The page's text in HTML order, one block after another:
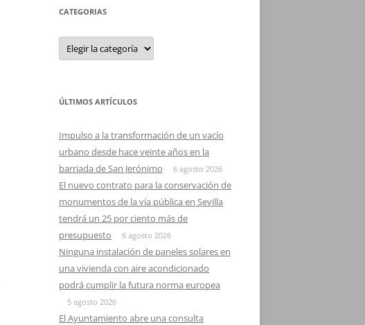
CATEGORIAS
Categorias
ÚLTIMOS ARTÍCULOS
Impulso a la transformación de un vacío
urbano desde hace veinte años en la
barriada de San Jerónimo
6 agosto 2026
El nuevo contrato para la conservación de
monumentos de la vía pública en Sevilla
tendrá un 25 por ciento más de
presupuesto
6 agosto 2026
Ninguna instalación de paneles solares en
una vivienda con aire acondicionado
podrá cumplir la futura norma europea
5 agosto 2026
El Ayuntamiento abre una consulta